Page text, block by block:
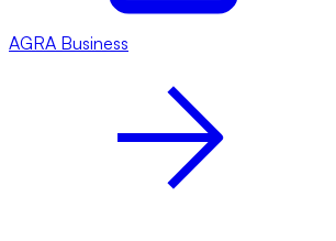
AGRA Business